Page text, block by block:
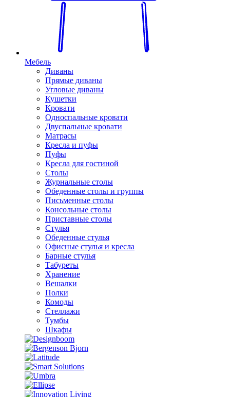
Мебель
Диваны
Прямые диваны
Угловые диваны
Кушетки
Кровати
Односпальные кровати
Двуспальные кровати
Матрасы
Кресла и пуфы
Пуфы
Кресла для гостиной
Столы
Журнальные столы
Обеденные столы и группы
Письменные столы
Консольные столы
Приставные столы
Стулья
Обеденные стулья
Офисные стулья и кресла
Барные стулья
Табуреты
Хранение
Вешалки
Полки
Комоды
Стеллажи
Тумбы
Шкафы